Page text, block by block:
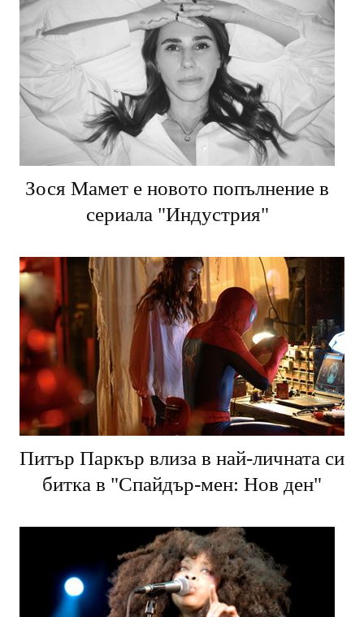
Зося Мамет е новото попълнение в
сериала "Индустрия"
Питър Паркър влиза в най-личната си
битка в "Спайдър-мен: Нов ден"